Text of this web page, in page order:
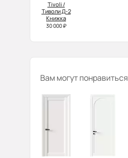
Tivoli /
Тиволи Д-2
Книжка
30 000 ₽
Вам могут понравиться